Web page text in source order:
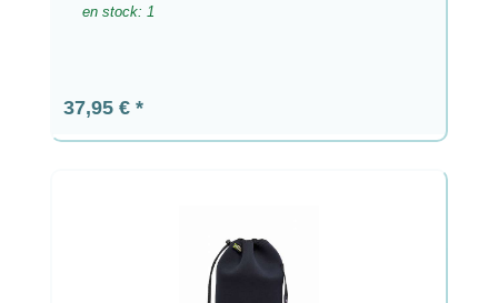
en stock: 1
Prix régulier :
37,95 €